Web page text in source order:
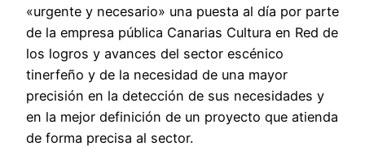
«urgente y necesario» una puesta al día por parte
de la empresa pública Canarias Cultura en Red de
los logros y avances del sector escénico
tinerfeño y de la necesidad de una mayor
precisión en la detección de sus necesidades y
en la mejor definición de un proyecto que atienda
de forma precisa al sector.